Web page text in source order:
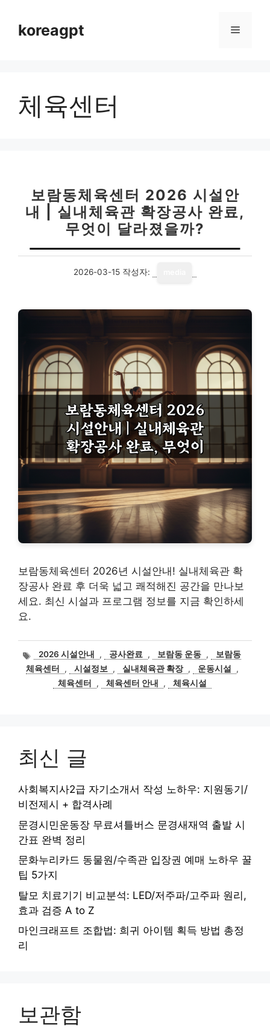
koreagpt 메
체육센터
보람동체육센터 2026 시설안
내 | 실내체육관 확장공사 완료,
무엇이 달라졌을까?
2026-03-15 작성자:
보람동체육센터 2026년 시설안내! 실내체육관 확
장공사 완료 후 더욱 넓고 쾌적해진 공간을 만나보
세요. 최신 시설과 프로그램 정보를 지금 확인하세
요.
태
그
2026 시설안내 , 공사완료 , 보람동 운동 ,
보람동
체육센터
, 시설정보 , 실내체육관 확장 , 운동시설
,
체육센터
, 체육센터 안내 , 체육시설
최신 글
사회복지사2급 자기소개서 작성 노하우: 지원동기/
비전제시 + 합격사례
문경시민운동장 무료셔틀버스 문경새재역 출발 시
간표 완벽 정리
문화누리카드 동물원/수족관 입장권 예매 노하우 꿀
팁 5가지
탈모 치료기기 비교분석: LED/저주파/고주파 원리,
효과 검증 A to Z
마인크래프트 조합법: 희귀 아이템 획득 방법 총정
리
보관함